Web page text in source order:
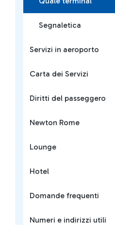
Segnaletica
Servizi in aeroporto
Carta dei Servizi
Diritti del passeggero
Newton Rome
Lounge
Hotel
Domande frequenti
Numeri e indirizzi utili